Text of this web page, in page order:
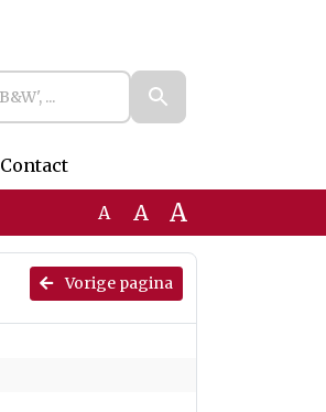
Contact
A A A
Vorige pagina